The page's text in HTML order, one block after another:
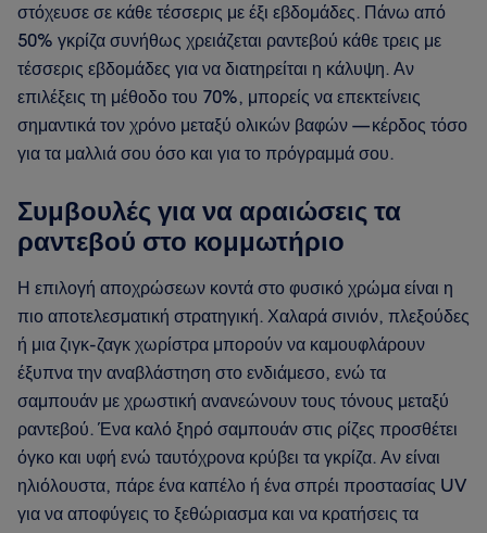
στόχευσε σε κάθε τέσσερις με έξι εβδομάδες. Πάνω από
50% γκρίζα συνήθως χρειάζεται ραντεβού κάθε τρεις με
τέσσερις εβδομάδες για να διατηρείται η κάλυψη. Αν
επιλέξεις τη μέθοδο του 70%, μπορείς να επεκτείνεις
σημαντικά τον χρόνο μεταξύ ολικών βαφών — κέρδος τόσο
για τα μαλλιά σου όσο και για το πρόγραμμά σου.
Συμβουλές για να αραιώσεις τα
ραντεβού στο κομμωτήριο
Η επιλογή αποχρώσεων κοντά στο φυσικό χρώμα είναι η
πιο αποτελεσματική στρατηγική. Χαλαρά σινιόν, πλεξούδες
ή μια ζιγκ-ζαγκ χωρίστρα μπορούν να καμουφλάρουν
έξυπνα την αναβλάστηση στο ενδιάμεσο, ενώ τα
σαμπουάν με χρωστική ανανεώνουν τους τόνους μεταξύ
ραντεβού. Ένα καλό ξηρό σαμπουάν στις ρίζες προσθέτει
όγκο και υφή ενώ ταυτόχρονα κρύβει τα γκρίζα. Αν είναι
ηλιόλουστα, πάρε ένα καπέλο ή ένα σπρέι προστασίας UV
για να αποφύγεις το ξεθώριασμα και να κρατήσεις τα